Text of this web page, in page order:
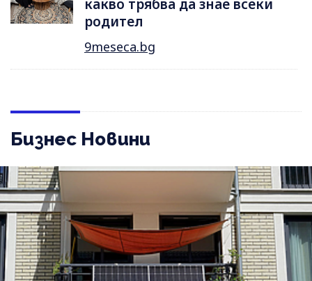
какво трябва да знае всеки
родител
9meseca.bg
Бизнес Новини